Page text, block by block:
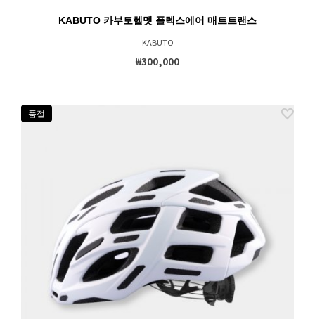
KABUTO 카부토헬멧 플렉스에어 매트트랜스
KABUTO
₩300,000
품절